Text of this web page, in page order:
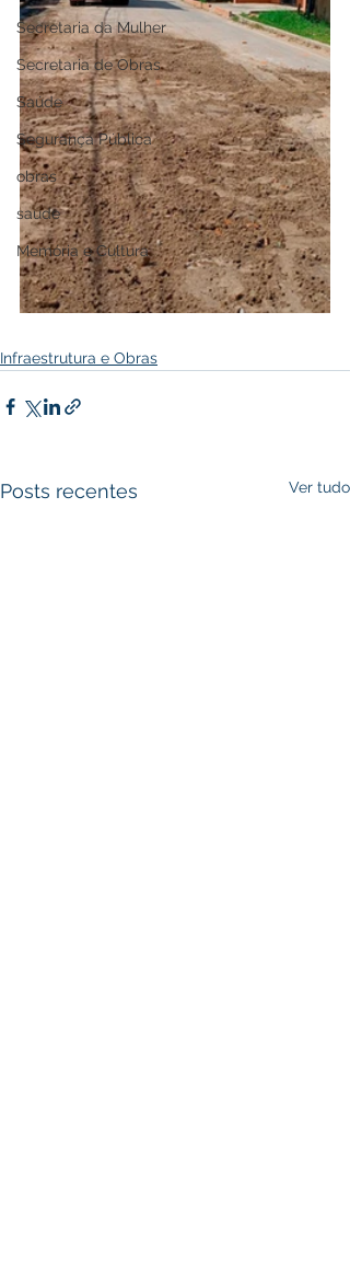
Secretaria da Mulher
Secretaria de Obras
Saúde
Segurança Pública
obras
saude
Memória e Cultura
Infraestrutura e Obras
Posts recentes Ver tudo